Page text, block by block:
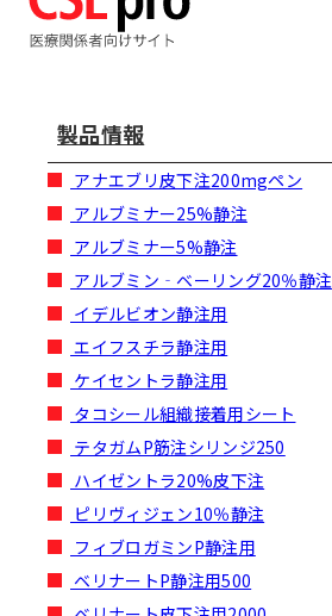
製品情報
アナエブリ皮下注200mgペン
アルブミナー25%静注
アルブミナー5%静注
アルブミン‐ベーリング20％静注
イデルビオン静注用
エイフスチラ静注用
ケイセントラ静注用
タコシール組織接着用シート
テタガムP筋注シリンジ250
ハイゼントラ20%皮下注
ピリヴィジェン10％静注
フィブロガミンP静注用
ベリナートP静注用500